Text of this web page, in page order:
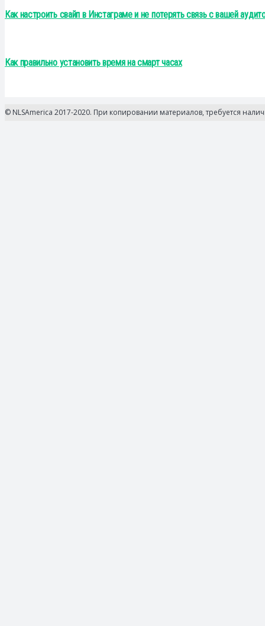
Как настроить свайп в Инстаграме и не потерять связь с вашей
Как правильно установить время на смарт часах
© NLSAmerica 2017-2020. При копировании материалов, требуется